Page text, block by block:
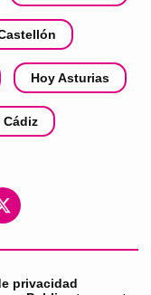
Hoy Asturias
Cádiz
privacidad